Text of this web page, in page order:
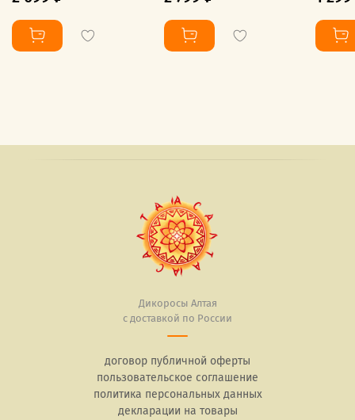
Дикоросы Алтая
с доставкой по России
договор публичной оферты
пользовательское соглашение
политика персональных данных
декларации на товары